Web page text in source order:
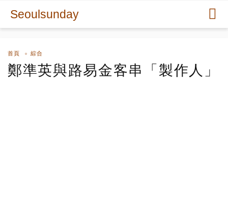
Seoulsunday
首頁 綜合
鄭準英與路易金客串「製作人」